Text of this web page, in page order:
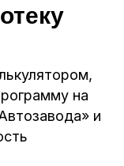
на
и